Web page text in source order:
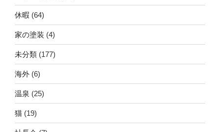
休暇 (64)
家の塗装 (4)
未分類 (177)
海外 (6)
温泉 (25)
猫 (19)